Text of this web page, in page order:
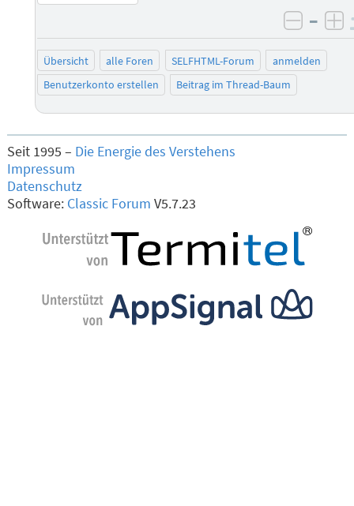
–
Übersicht alle Foren SELFHTML-Forum
anmelden
Benutzerkonto erstellen
Beitrag im Thread-Baum
Seit 1995 – Die Energie des Verstehens
Impressum
Datenschutz
Software: Classic Forum V5.7.23